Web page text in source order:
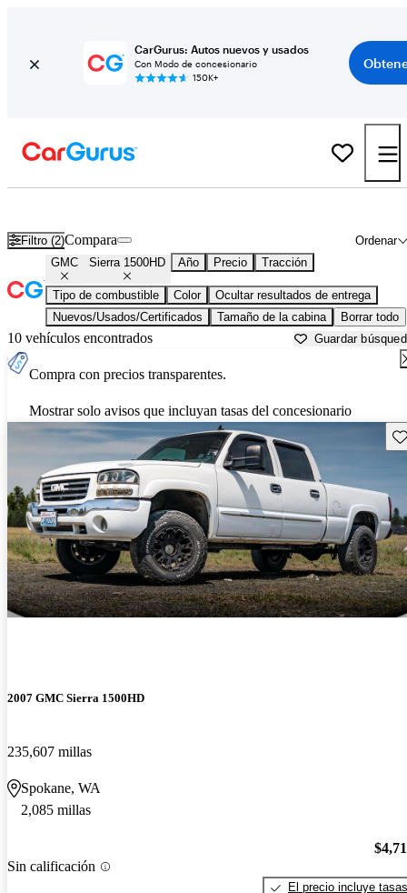
CarGurus: Autos nuevos y usados
Con Modo de concesionario
150K+
Filtro (2) Ordenar
Compara
GMC Sierra 1500HD Año Precio Tracción
Tipo de combustible Color
Ocultar resultados de entrega
Nuevos/Usados/Certificados
Tamaño de la cabina Borrar todo
10 vehículos encontrados Guardar
Compra con precios transparentes.
Mostrar solo avisos que incluyan tasas del concesionario
2007 GMC Sierra 1500HD
235,607 millas
Spokane, WA
2,085 millas
Sin calificación
El precio incluye tasas